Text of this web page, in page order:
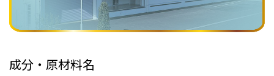
成分・原材料名